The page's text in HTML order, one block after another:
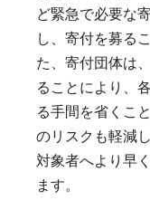
ど緊急で必要な
し、寄付を募る
た、寄付団体は
ることにより、
る手間を省くこ
のリスクも軽減
対象者へより早
ます。